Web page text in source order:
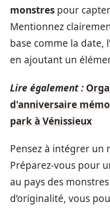
monstres pour
Mentionnez
base comme la date,
en ajoutant un
Lire également :
d'anniversaire
park à Vénissieux
Pensez à intégrer un
Préparez-vous pour
au pays des
d’originalité, vous